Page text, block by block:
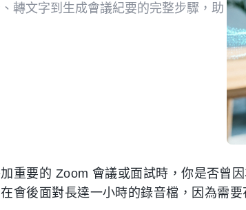
轉文字到生成會議紀要的完整步驟，助
重要的 Zoom 會議或面試時，你是否曾
會後面對長達一小時的錄音檔，因為需